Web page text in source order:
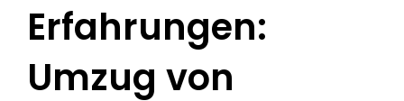
Erfahrungen:
Umzug von